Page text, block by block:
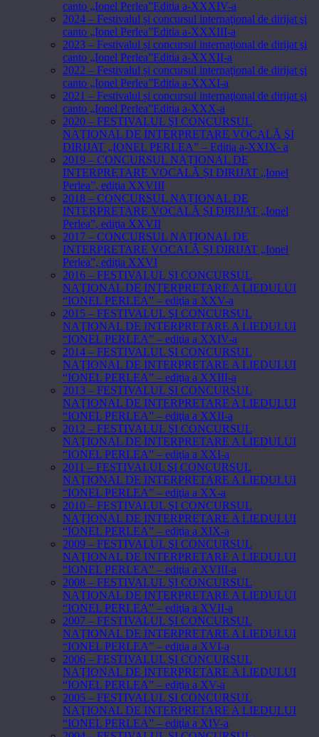
canto „Ionel Perlea”Editia a-XXXIV-a
2024 – Festivalul și concursul internaţional de dirijat şi
canto „Ionel Perlea”Editia a-XXXIII-a
2023 – Festivalul și concursul internaţional de dirijat şi
canto „Ionel Perlea”Editia a-XXXII-a
2022 – Festivalul și concursul internaţional de dirijat şi
canto „Ionel Perlea”Editia a-XXXI-a
2021 – Festivalul și concursul internaţional de dirijat şi
canto „Ionel Perlea”Editia a-XXX-a
2020 – FESTIVALUL ŞI CONCURSUL
NAŢIONAL DE INTERPRETARE VOCALĂ ŞI
DIRIJAT „IONEL PERLEA” – Editia a-XXIX- a
2019 – CONCURSUL NAȚIONAL DE
INTERPRETARE VOCALĂ ȘI DIRIJAT „Ionel
Perlea”, ediţia XXVIII
2018 – CONCURSUL NAȚIONAL DE
INTERPRETARE VOCALĂ ȘI DIRIJAT „Ionel
Perlea”, ediţia XXVII
2017 – CONCURSUL NAȚIONAL DE
INTERPRETARE VOCALĂ ȘI DIRIJAT „Ionel
Perlea”, ediţia XXVI
2016 – FESTIVALUL ŞI CONCURSUL
NAŢIONAL DE INTERPRETARE A LIEDULUI
“IONEL PERLEA” – ediţia a XXV-a
2015 – FESTIVALUL ŞI CONCURSUL
NAŢIONAL DE INTERPRETARE A LIEDULUI
“IONEL PERLEA” – ediţia a XXIV-a
2014 – FESTIVALUL ŞI CONCURSUL
NAŢIONAL DE INTERPRETARE A LIEDULUI
“IONEL PERLEA” – ediţia a XXIII-a
2013 – FESTIVALUL ŞI CONCURSUL
NAŢIONAL DE INTERPRETARE A LIEDULUI
“IONEL PERLEA” – ediţia a XXII-a
2012 – FESTIVALUL ŞI CONCURSUL
NAŢIONAL DE INTERPRETARE A LIEDULUI
“IONEL PERLEA” – ediţia a XXI-a
2011 – FESTIVALUL ŞI CONCURSUL
NAŢIONAL DE INTERPRETARE A LIEDULUI
“IONEL PERLEA” – ediţia a XX-a
2010 – FESTIVALUL ŞI CONCURSUL
NAŢIONAL DE INTERPRETARE A LIEDULUI
“IONEL PERLEA” – ediţia a XIX-a
2009 – FESTIVALUL ŞI CONCURSUL
NAŢIONAL DE INTERPRETARE A LIEDULUI
“IONEL PERLEA” – ediţia a XVIII-a
2008 – FESTIVALUL ŞI CONCURSUL
NAŢIONAL DE INTERPRETARE A LIEDULUI
“IONEL PERLEA” – ediţia a XVII-a
2007 – FESTIVALUL ŞI CONCURSUL
NAŢIONAL DE INTERPRETARE A LIEDULUI
“IONEL PERLEA” – ediţia a XVI-a
2006 – FESTIVALUL ŞI CONCURSUL
NAŢIONAL DE INTERPRETARE A LIEDULUI
“IONEL PERLEA” – ediţia a XV-a
2005 – FESTIVALUL ŞI CONCURSUL
NAŢIONAL DE INTERPRETARE A LIEDULUI
“IONEL PERLEA” – ediţia a XIV-a